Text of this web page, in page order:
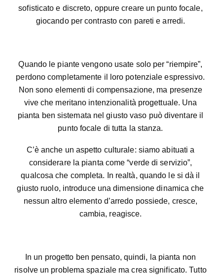
sofisticato e discreto, oppure creare un punto focale,
giocando per contrasto con pareti e arredi.
Quando le piante vengono usate solo per “riempire”,
perdono completamente il loro potenziale espressivo.
Non sono elementi di compensazione, ma presenze
vive che meritano intenzionalità progettuale. Una
pianta ben sistemata nel giusto vaso può diventare il
punto focale di tutta la stanza.
C’è anche un aspetto culturale: siamo abituati a
considerare la pianta come “verde di servizio”,
qualcosa che completa. In realtà, quando le si dà il
giusto ruolo, introduce una dimensione dinamica che
nessun altro elemento d’arredo possiede, cresce,
cambia, reagisce.
In un progetto ben pensato, quindi, la pianta non
risolve un problema spaziale ma crea significato. Tutto